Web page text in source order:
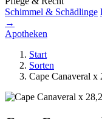
Schimmel & Schädlinge
→
Apotheken
Start
Sorten
Cape Canaveral x